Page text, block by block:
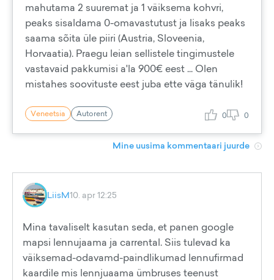
mahutama 2 suuremat ja 1 väiksema kohvri,
peaks sisaldama 0-omavastutust ja lisaks peaks
saama sõita üle piiri (Austria, Sloveenia,
Horvaatia). Praegu leian sellistele tingimustele
vastavaid pakkumisi a'la 900€ eest ... Olen
mistahes soovituste eest juba ette väga tänulik!
Veneetsia Autorent 0 0
Mine uusima kommentaari juurde
LiisM10. apr 12:25
Mina tavaliselt kasutan seda, et panen google
mapsi lennujaama ja carrental. Siis tulevad ka
väiksemad-odavamd-paindlikumad lennufirmad
kaardile mis lennjuaama ümbruses teenust